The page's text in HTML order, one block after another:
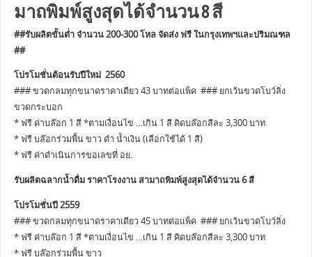
มาถพิมพ์สูงสุดได้จำนวน 8 สี
##รับผลิตขั้นต่ำ จำนวน 200-300 โหล จัดส่ง ฟรี ในกรุงเทพฯและปริมณฑล
##
โปรโมชั่นต้อนรับปีใหม่ 2560
### ขวดกลมทุกขนาดราคาเดียว 43 บาทต่อแพ็ค ### ยกเว้นขวดโบว์ลิ่ง
ขวดกระบอก
* ฟรี ค่าบล๊อก 1 สี *ตามเงื่อนไข …เกิน 1 สี คิดบล๊อกสีละ 3,300 บาท
* ฟรี บล๊อกร่วมพื้น ขาว ดำ น้ำเงิน (เลือกใช้ได้ 1 สี)
* ฟรี ค่าดำเนินการขอเลขที่ อย.
รับผลิตฉลากน้ำดื่ม ราคาโรงงาน สามาถพิมพ์สูงสุดได้จำนวน 6 สี
โปรโมชั่นปี 2559
### ขวดกลมทุกขนาดราคาเดียว 45 บาทต่อแพ็ค ### ยกเว้นขวดโบว์ลิ่ง
* ฟรี ค่าบล๊อก 1 สี *ตามเงื่อนไข …เกิน 1 สี คิดบล๊อกสีละ 3,300 บาท
* ฟรี บล๊อกร่วมพื้น ขาว